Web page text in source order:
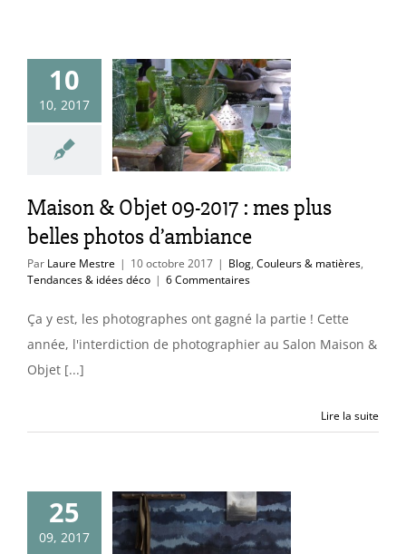
10
10, 2017
& Objet 09-
: mes plus
photos
& idées déco
Maison & Objet 09-2017 : mes plus
belles photos d’ambiance
Par Laure Mestre | 10 octobre 2017 | Blog, Couleurs & matières,
Tendances & idées déco | 6 Commentaires
Ça y est, les photographes ont gagné la partie ! Cette
année, l'interdiction de photographier au Salon Maison &
Objet [...]
Lire la suite
25
09, 2017